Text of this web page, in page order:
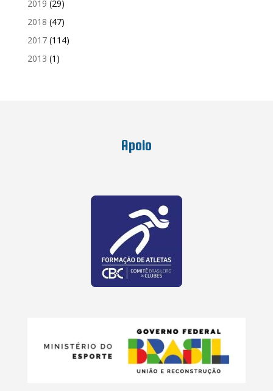
2019 (29)
2018 (47)
2017(114)
2013 (1)
Apoio